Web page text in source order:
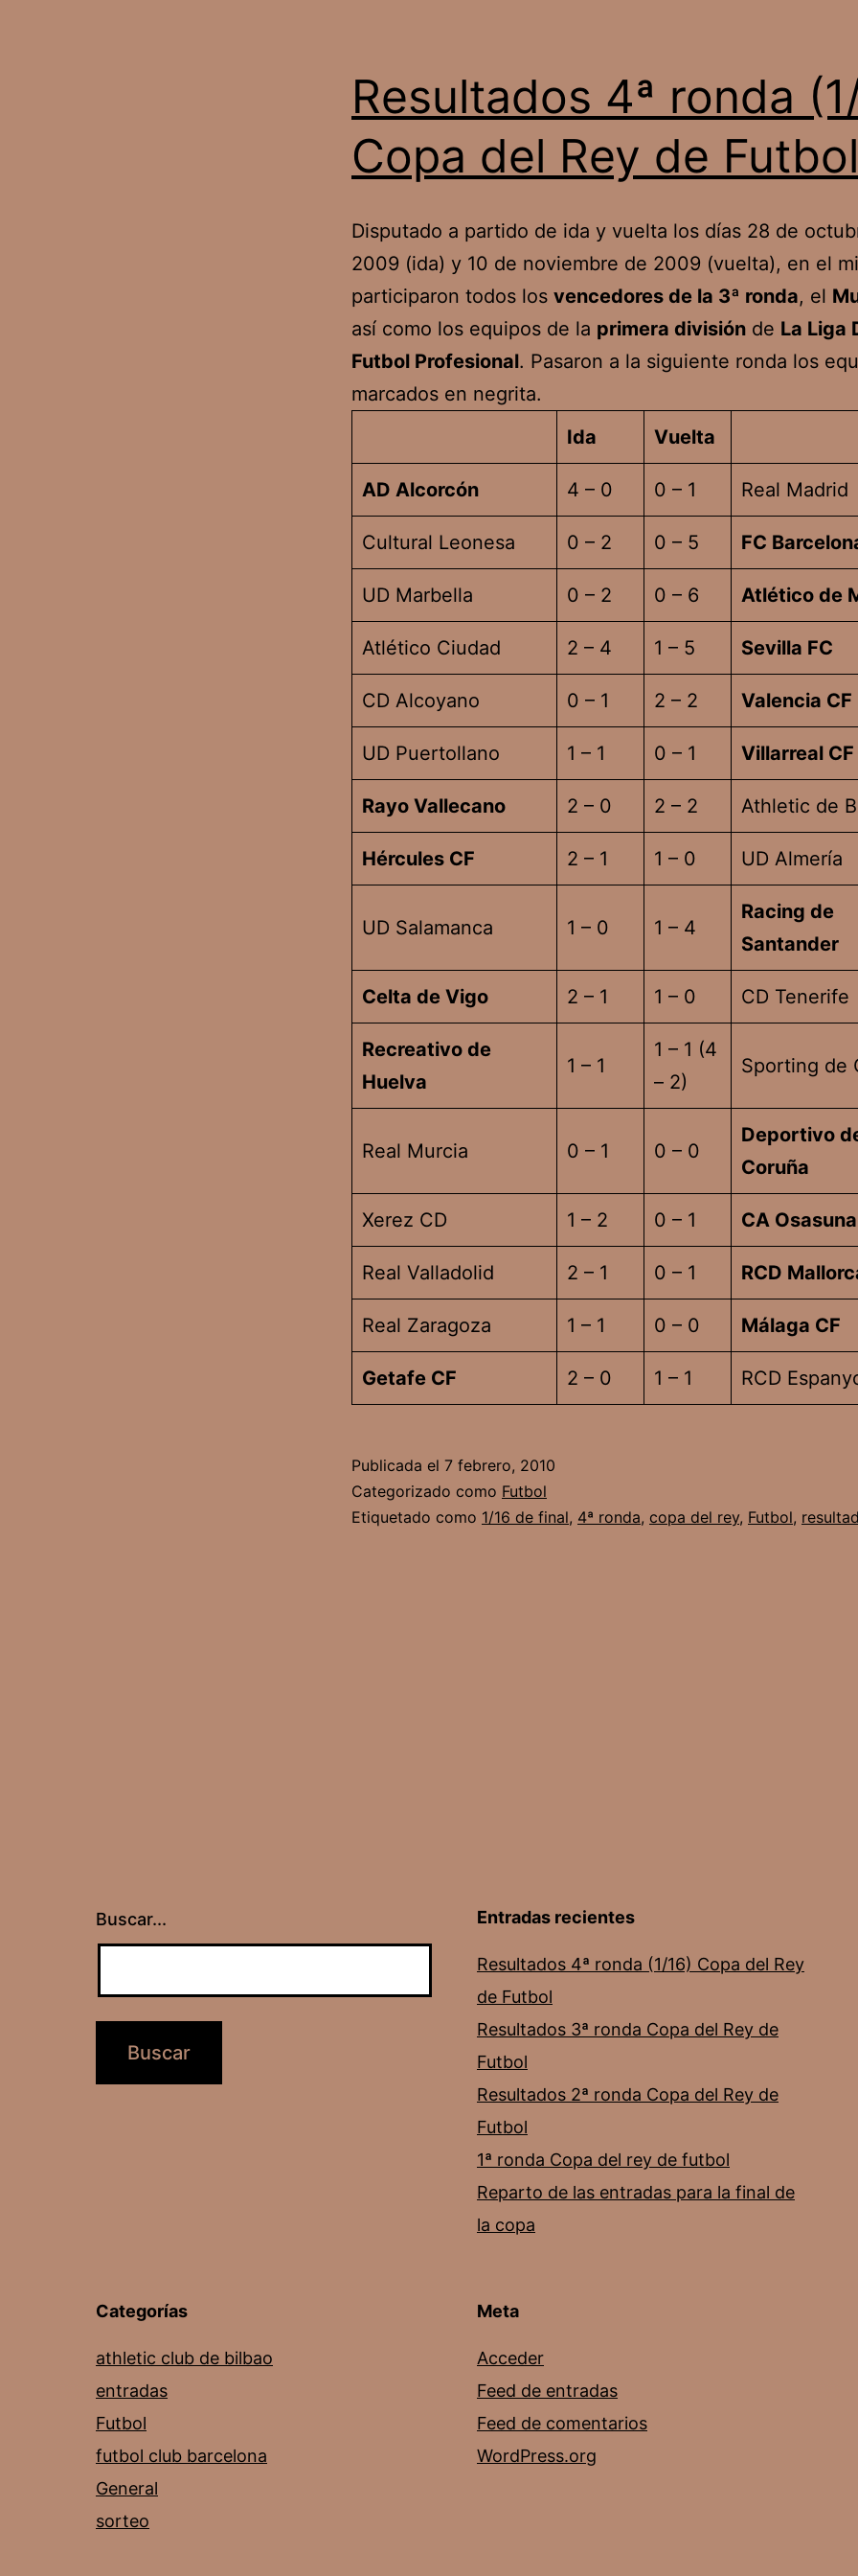
Resultados 4ª ronda
Copa del Rey de Futbol
Disputado a partido de ida y vuelta los días 28 de
2009 (ida) y 10 de noviembre de 2009 (vuelta), en el
participaron todos los vencedores de la 3ª ronda, el
así como los equipos de la primera división de La Liga
Futbol Profesional. Pasaron a la siguiente ronda los
marcados en negrita.
Ida
Vuelta
AD Alcorcón 4 – 0 0 – 1 Real Madrid
Cultural Leonesa 0 – 2 0 – 5 FC
UD Marbella 0 – 2 0 – 6 Atlético de
Atlético Ciudad 2 – 4 1 – 5 Sevilla FC
CD Alcoyano 0 – 1 2 – 2 Valencia CF
UD Puertollano 1 – 1 0 – 1 Villarreal CF
Rayo Vallecano 2 – 0 2 – 2 Athletic de
Hércules CF 2 – 1 1 – 0 UD Almería
UD Salamanca 1 – 0 1 – 4
Racing de
Santander
Celta de Vigo 2 – 1 1 – 0 CD Tenerife
Recreativo de
Huelva
1 – 1
1 – 1 (4
– 2)
Sporting de
Real Murcia 0 – 1 0 – 0
Deportivo
Coruña
Xerez CD 1 – 2 0 – 1 CA Osasuna
Real Valladolid 2 – 1 0 – 1 RCD
Real Zaragoza 1 – 1 0 – 0 Málaga CF
Getafe CF 2 – 0 1 – 1 RCD
Publicada el 7 febrero, 2010
Categorizado como Futbol
Etiquetado como 1/16 de final, 4ª ronda, copa del rey, Futbol,
Buscar... Entradas recientes
Resultados 4ª ronda (1/16) Copa del Rey
de Futbol
Resultados 3ª ronda Copa del Rey de
Futbol
Resultados 2ª ronda Copa del Rey de
Futbol
1ª ronda Copa del rey de futbol
Reparto de las entradas para la final de
la copa
Categorías
athletic club de bilbao
entradas
Futbol
futbol club barcelona
General
sorteo
Meta
Acceder
Feed de entradas
Feed de comentarios
WordPress.org